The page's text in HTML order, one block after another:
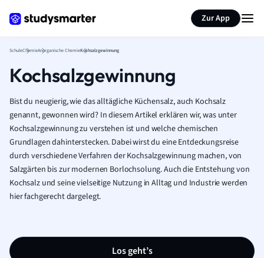
Zur App
SchuleChemieAnorganische ChemieKochsalzgewinnung
Kochsalzgewinnung
Bist du neugierig, wie das alltägliche Küchensalz, auch Kochsalz
genannt, gewonnen wird? In diesem Artikel erklären wir, was unter
Kochsalzgewinnung zu verstehen ist und welche chemischen
Grundlagen dahinterstecken. Dabei wirst du eine Entdeckungsreise
durch verschiedene Verfahren der Kochsalzgewinnung machen, von
Salzgärten bis zur modernen Borlochsolung. Auch die Entstehung von
Kochsalz und seine vielseitige Nutzung in Alltag und Industrie werden
hier fachgerecht dargelegt.
Los geht’s
Seite zusammenfassen